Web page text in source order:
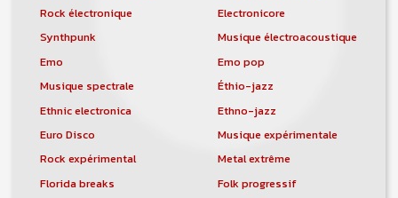
Rock électronique
Electronicore
Synthpunk
Musique électroacoustique
Emo
Emo pop
Musique spectrale
Éthio-jazz
Ethnic electronica
Ethno-jazz
Euro Disco
Musique expérimentale
Rock expérimental
Metal extrême
Florida breaks
Folk progressif